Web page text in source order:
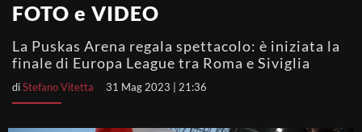
FOTO e VIDEO
La Puskas Arena regala spettacolo: è iniziata la
finale di Europa League tra Roma e Siviglia
diStefano Vitetta 31 Mag 2023 | 21:36